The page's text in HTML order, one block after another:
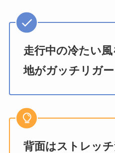
走行中の冷たい
地がガッチリガ
背面はストレッ